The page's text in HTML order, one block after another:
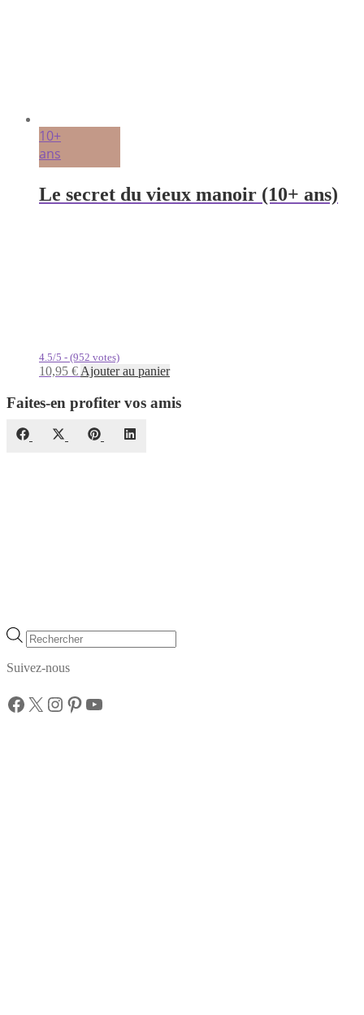
10+
ans
Le secret du vieux manoir (10+ ans)
4.5/5 - (952 votes)
10,95 € Ajouter au panier
Faites-en profiter vos amis
Share
FacebookShare
Share
Pinterest
Recherche
de
produits
Suivez-nous
Facebook
X Instagram
Pinterest
YouTube